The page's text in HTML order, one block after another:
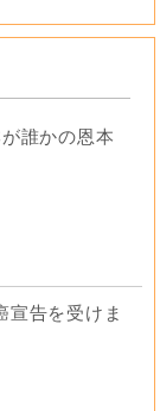
誰かの恩本
宣告を受けま